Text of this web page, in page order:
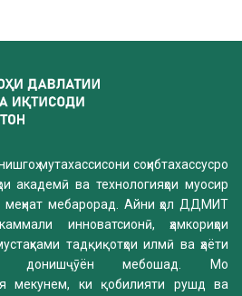
мутахассисони соҳибтахассусро
академӣ ва технологияҳои муосир
мебарорад. Айни ҳол ДДМИТ
инноватсионӣ, ҳамкориҳои
тадқиқотҳои илмӣ ва ҳаёти
донишҷӯён мебошад. Мо
мекунем, ки қобилияти рушд ва